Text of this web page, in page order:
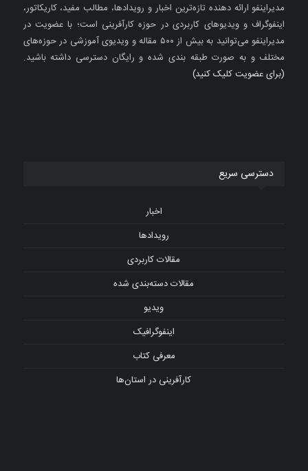
مدیراینفو ارائه دهنده تازه‌ترین اخبار و رویدادها، مطالب مفید، کاریکاتور،
اینفوگراف و ویدیوهای کاربردی در حوزه کارآفرینی است؛ با عضویت در
مدیراینفو می‌توانید به بیش از ۵۰۰ مقاله و ویدیوی آموزشی در حوزه‌های
مختلف و به صورت طبقه بندی شده و رایگان دسترسی داشته باشید.
(برای عضویت کلیک کنید)
دسترسی سریع
اخبار
رویدادها
مقالات کاربردی
مقالات دسته‌بندی شده
ویدیو
اینفوگرافیک
معرفی کتاب
کارآفرینی در استان‌ها